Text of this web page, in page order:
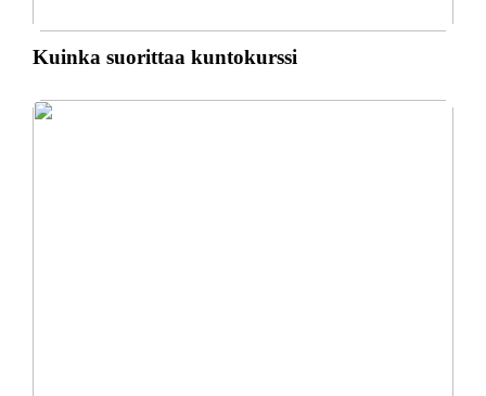
Kuinka suorittaa kuntokurssi